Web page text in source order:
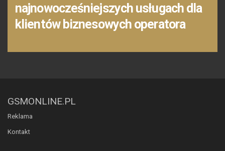
najnowocześniejszych usługach dla
klientów biznesowych operatora
GSMONLINE.PL
Reklama
Kontakt